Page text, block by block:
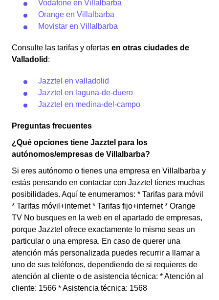
Vodafone en Villalbarba
Orange en Villalbarba
Movistar en Villalbarba
Consulte las tarifas y ofertas en otras ciudades de
Valladolid :
Jazztel en valladolid
Jazztel en laguna-de-duero
Jazztel en medina-del-campo
Preguntas frecuentes
¿Qué opciones tiene Jazztel para los
autónomos/empresas de Villalbarba?
Si eres autónomo o tienes una empresa en Villalbarba y
estás pensando en contactar con Jazztel tienes muchas
posibilidades. Aquí te enumeramos: * Tarifas para móvil
* Tarifas móvil+internet * Tarifas fijo+internet * Orange
TV No busques en la web en el apartado de empresas,
porque Jazztel ofrece exactamente lo mismo seas un
particular o una empresa. En caso de querer una
atención más personalizada puedes recurrir a llamar a
uno de sus teléfonos, dependiendo de si requieres de
atención al cliente o de asistencia técnica: * Atención al
cliente: 1566 * Asistencia técnica: 1568